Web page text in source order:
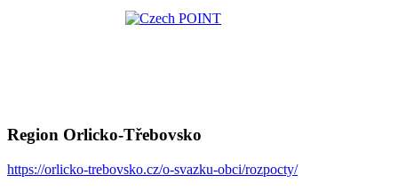
Region Orlicko-Třebovsko
https://orlicko-trebovsko.cz/o-svazku-obci/rozpocty/